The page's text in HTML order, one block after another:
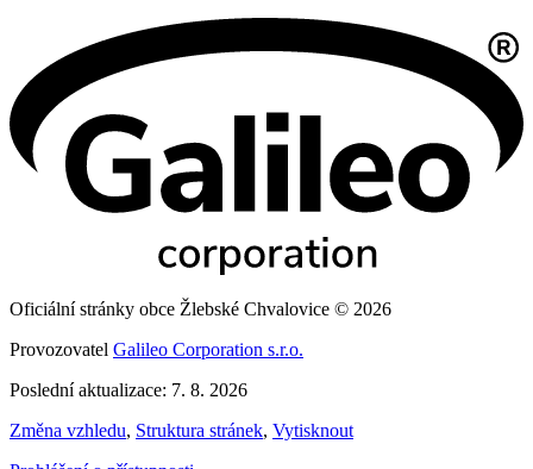
Oficiální stránky obce Žlebské Chvalovice © 2026
Provozovatel Galileo Corporation s.r.o.
Poslední aktualizace: 7. 8. 2026
Změna vzhledu, Struktura stránek, Vytisknout